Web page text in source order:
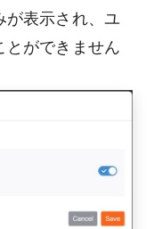
が表示され、ユ
とができません